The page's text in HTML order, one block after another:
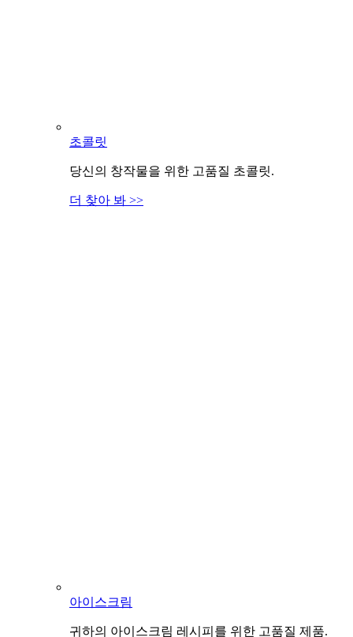
초콜릿
당신의 창작물을 위한 고품질 초콜릿.
더 찾아 봐 >>
아이스크림
귀하의 아이스크림 레시피를 위한 고품질 제품.